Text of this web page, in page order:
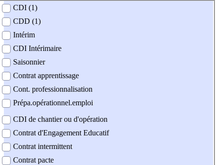
contrat
CDI (1)
CDD (1)
Intérim
CDI Intérimaire
Saisonnier
Contrat apprentissage
Cont. professionnalisation
Prépa.opérationnel.emploi
CDI de chantier ou d'opération
Contrat d'Engagement Educatif
Contrat intermittent
Contrat pacte